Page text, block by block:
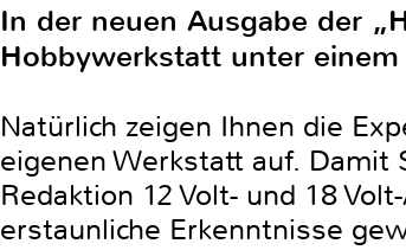
In der neuen Ausgabe der
Hobbywerkstatt unter
Natürlich zeigen Ihnen die
eigenen Werkstatt auf. Damit
Redaktion 12 Volt- und 18
erstaunliche Erkenntnisse